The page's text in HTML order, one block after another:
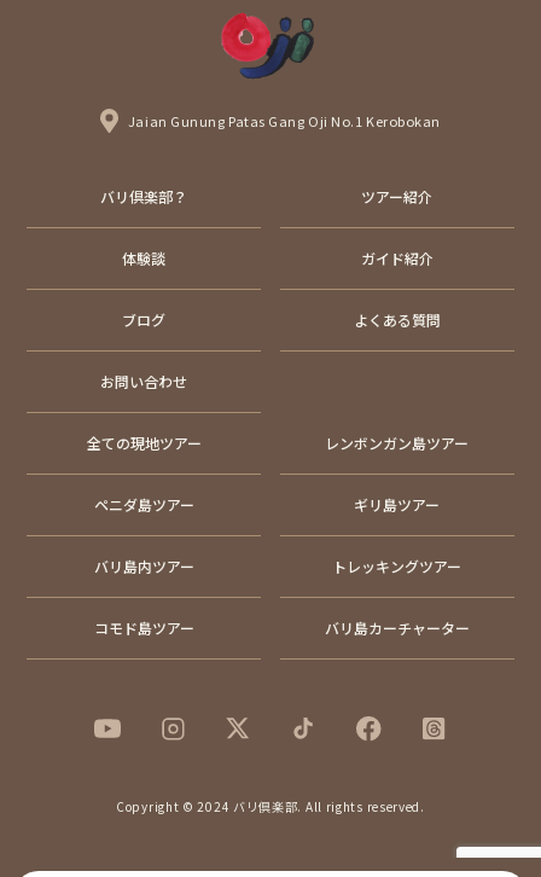
Jaian Gunung Patas Gang Oji No.1 Kerobokan
バリ倶楽部？ ツアー紹介
体験談 ガイド紹介
ブログ よくある質問
お問い合わせ
全ての現地ツアー レンボンガン島ツアー
ペニダ島ツアー ギリ島ツアー
バリ島内ツアー トレッキングツアー
コモド島ツアー バリ島カーチャーター
Copyright © 2024 バリ倶楽部. All rights reserved.